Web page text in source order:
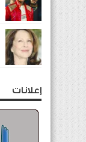
إعلانات